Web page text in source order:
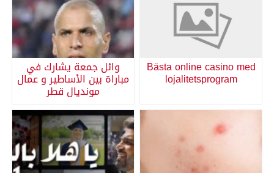
Bästa online casino med
lojalitetsprogram
وائل جمعة يشارك في
مباراة بين الأساطير و عمال
مونديال قطر